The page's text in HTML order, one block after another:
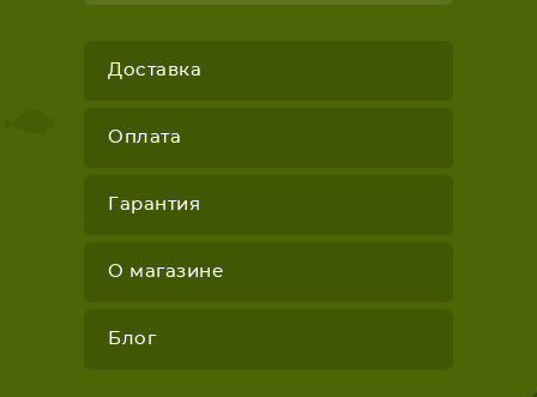
Доставка
Оплата
Гарантия
О магазине
Блог